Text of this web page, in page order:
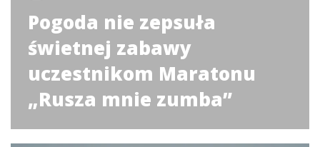
Pogoda nie zepsuła
świetnej zabawy
uczestnikom Maratonu
„Rusza mnie zumba”